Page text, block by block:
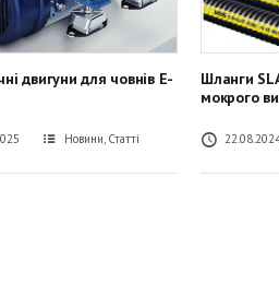
двигуни для човнів E-
Новини, Статті
Шланги
мокрого